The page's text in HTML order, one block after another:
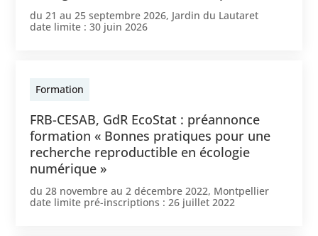
du 21 au 25 septembre 2026, Jardin du Lautaret
date limite : 30 juin 2026
Formation
FRB-CESAB, GdR EcoStat : préannonce
formation « Bonnes pratiques pour une
recherche reproductible en écologie
numérique »
du 28 novembre au 2 décembre 2022, Montpellier
date limite pré-inscriptions : 26 juillet 2022